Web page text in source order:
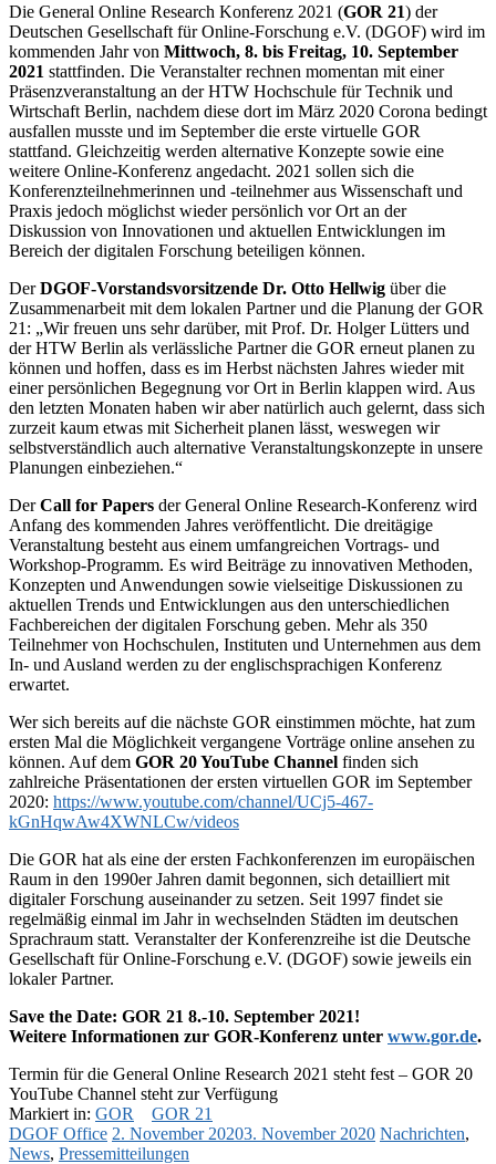
Die General Online Research Konferenz 2021 (GOR 21) der
Deutschen Gesellschaft für Online-Forschung e.V. (DGOF) wird im
kommenden Jahr von Mittwoch, 8. bis Freitag, 10. September
2021 stattfinden. Die Veranstalter rechnen momentan mit einer
Präsenzveranstaltung an der HTW Hochschule für Technik und
Wirtschaft Berlin, nachdem diese dort im März 2020 Corona bedingt
ausfallen musste und im September die erste virtuelle GOR
stattfand. Gleichzeitig werden alternative Konzepte sowie eine
weitere Online-Konferenz angedacht. 2021 sollen sich die
Konferenzteilnehmerinnen und -teilnehmer aus Wissenschaft und
Praxis jedoch möglichst wieder persönlich vor Ort an der
Diskussion von Innovationen und aktuellen Entwicklungen im
Bereich der digitalen Forschung beteiligen können.
DerDGOF-Vorstandsvorsitzende Dr. Otto Hellwig über die
Zusammenarbeit mit dem lokalen Partner und die Planung der GOR
21: „Wir freuen uns sehr darüber, mit Prof. Dr. Holger Lütters und
der HTW Berlin als verlässliche Partner die GOR erneut planen zu
können und hoffen, dass es im Herbst nächsten Jahres wieder mit
einer persönlichen Begegnung vor Ort in Berlin klappen wird. Aus
den letzten Monaten haben wir aber natürlich auch gelernt, dass sich
zurzeit kaum etwas mit Sicherheit planen lässt, weswegen wir
selbstverständlich auch alternative Veranstaltungskonzepte in unsere
Planungen einbeziehen.“
DerCall for Papers der General Online Research-Konferenz wird
Anfang des kommenden Jahres veröffentlicht. Die dreitägige
Veranstaltung besteht aus einem umfangreichen Vortrags- und
Workshop-Programm. Es wird Beiträge zu innovativen Methoden,
Konzepten und Anwendungen sowie vielseitige Diskussionen zu
aktuellen Trends und Entwicklungen aus den unterschiedlichen
Fachbereichen der digitalen Forschung geben. Mehr als 350
Teilnehmer von Hochschulen, Instituten und Unternehmen aus dem
In- und Ausland werden zu der englischsprachigen Konferenz
erwartet.
Wer sich bereits auf die nächste GOR einstimmen möchte, hat zum
ersten Mal die Möglichkeit vergangene Vorträge online ansehen zu
können. Auf dem GOR 20 YouTube Channel finden sich
zahlreiche Präsentationen der ersten virtuellen GOR im September
2020: https://www.youtube.com/channel/UCj5-467-
kGnHqwAw4XWNLCw/videos
Die GOR hat als eine der ersten Fachkonferenzen im europäischen
Raum in den 1990er Jahren damit begonnen, sich detailliert mit
digitaler Forschung auseinander zu setzen. Seit 1997 findet sie
regelmäßig einmal im Jahr in wechselnden Städten im deutschen
Sprachraum statt. Veranstalter der Konferenzreihe ist die Deutsche
Gesellschaft für Online-Forschung e.V. (DGOF) sowie jeweils ein
lokaler Partner.
Save the Date: GOR 21 8.-10. September 2021!
Weitere Informationen zur GOR-Konferenz unter www.gor.de.
Termin für die General Online Research 2021 steht fest – GOR 20
YouTube Channel steht zur Verfügung
Markiert in: GOR
GOR 21
DGOF Office 2. November 20203. November 2020 Nachrichten,
News, Pressemitteilungen